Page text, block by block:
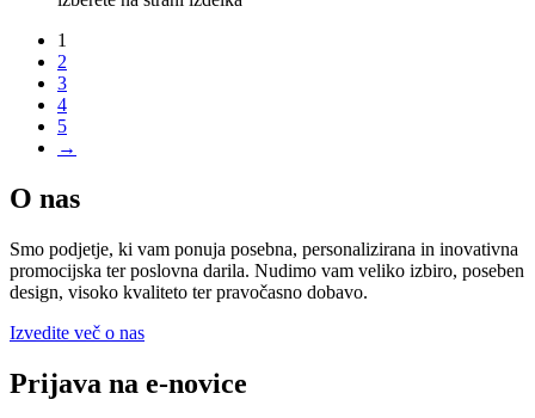
1
2
3
4
5
→
O nas
Smo podjetje, ki vam ponuja posebna, personalizirana in inovativna
promocijska ter poslovna darila. Nudimo vam veliko izbiro, poseben
design, visoko kvaliteto ter pravočasno dobavo.
Izvedite več o nas
Prijava na e-novice